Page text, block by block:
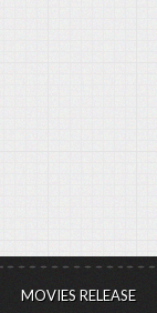
MOVIES RELEASE